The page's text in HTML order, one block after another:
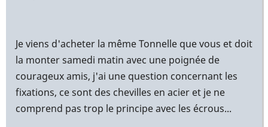
Je viens d'acheter la même Tonnelle que vous et doit
la monter samedi matin avec une poignée de
courageux amis, j'ai une question concernant les
fixations, ce sont des chevilles en acier et je ne
comprend pas trop le principe avec les écrous...